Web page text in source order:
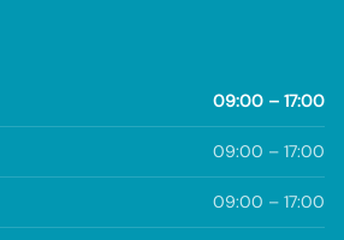
09:00 – 17:00
09:00 – 17:00
09:00 – 17:00